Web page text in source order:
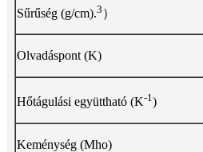
Sűrűség (g/cm).3 ）
Olvadáspont (K)
Hőtágulási együttható (K-1 )
Keménység (Mho)